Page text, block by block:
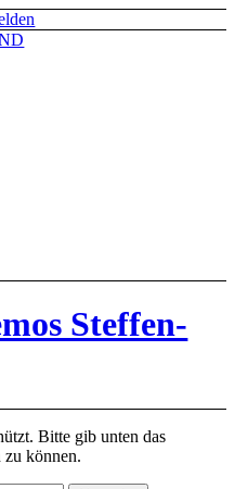
Steffen-
Bitte gib unten das
zu können.